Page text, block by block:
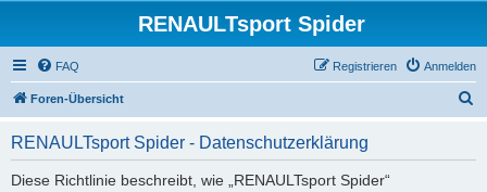
RENAULTsport Spider
FAQ Anmelden
Registrieren
Foren-Übersicht
RENAULTsport Spider - Datenschutzerklärung
Diese Richtlinie beschreibt, wie „RENAULTsport Spider“